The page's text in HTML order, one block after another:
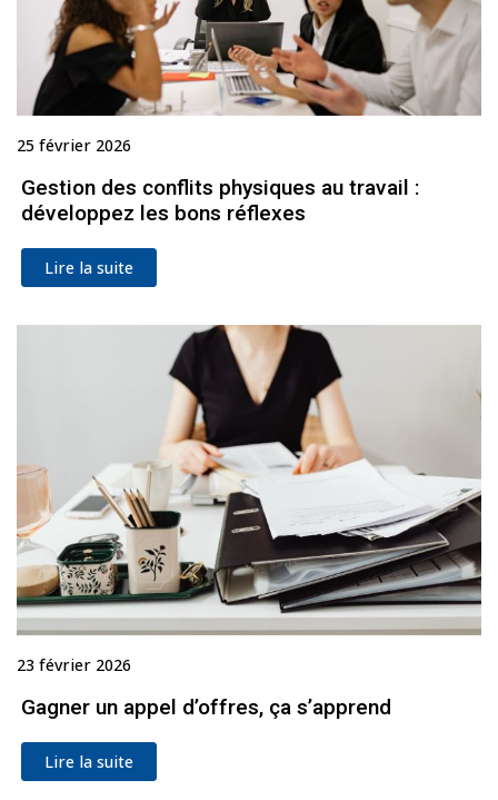
25 février 2026
Gestion des conflits physiques au travail :
développez les bons réflexes
Lire la suite
23 février 2026
Gagner un appel d’offres, ça s’apprend
Lire la suite